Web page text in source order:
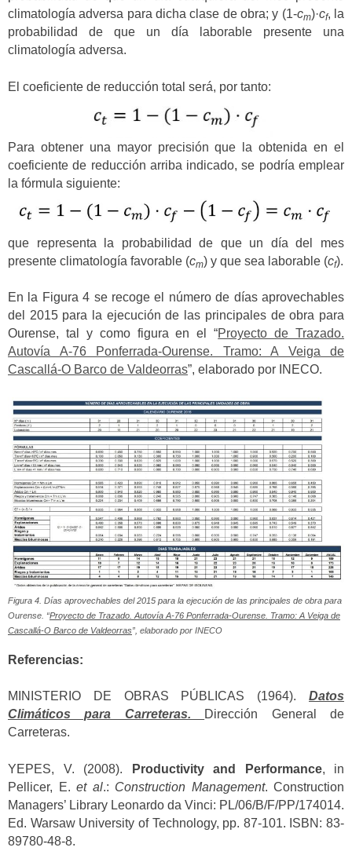
climatología adversa para dicha clase de obra; y (1-cm)·cf, la
probabilidad de que un día laborable presente una
climatología adversa.
El coeficiente de reducción total será, por tanto:
Para obtener una mayor precisión que la obtenida en el
coeficiente de reducción arriba indicado, se podría emplear
la fórmula siguiente:
que representa la probabilidad de que un día del mes
presente climatología favorable (cm) y que sea laborable (cf).
En la Figura 4 se recoge el número de días aprovechables
del 2015 para la ejecución de las principales de obra para
Ourense, tal y como figura en el “Proyecto de Trazado.
Autovía A-76 Ponferrada-Ourense. Tramo: A Veiga de
Cascallá-O Barco de Valdeorras”, elaborado por INECO.
Figura 4. Días aprovechables del 2015 para la ejecución de las principales de obra para
Ourense. “Proyecto de Trazado. Autovía A-76 Ponferrada-Ourense. Tramo: A Veiga de
Cascallá-O Barco de Valdeorras”, elaborado por INECO
Referencias:
MINISTERIO DE OBRAS PÚBLICAS (1964). Datos
Climáticos para Carreteras.
Dirección General de
Carreteras.
YEPES, V. (2008). Productivity and Performance, in
Pellicer, E. et al.: Construction Management. Construction
Managers’ Library Leonardo da Vinci: PL/06/B/F/PP/174014.
Ed. Warsaw University of Technology, pp. 87-101. ISBN: 83-
89780-48-8.